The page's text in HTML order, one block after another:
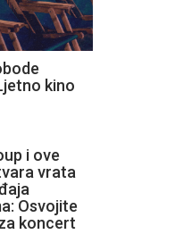
kino
i ove
vrata
Osvojite
koncert